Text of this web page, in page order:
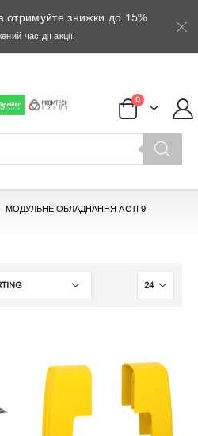
отримуйте знижки до 15%
час дії акції.
0
МОДУЛЬНЕ ОБЛАДНАННЯ ACTI 9